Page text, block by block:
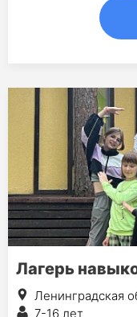
Лагерь
Ленинградская
7-16 лет